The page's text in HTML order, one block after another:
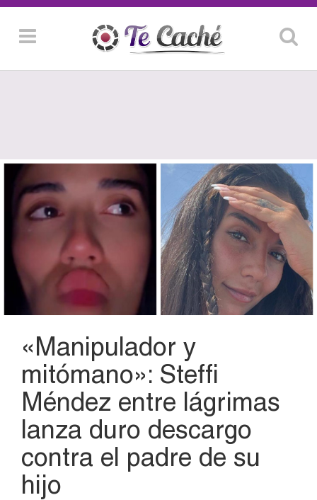
«Manipulador y
mitómano»: Steffi
Méndez entre lágrimas
lanza duro descargo
contra el padre de su
hijo